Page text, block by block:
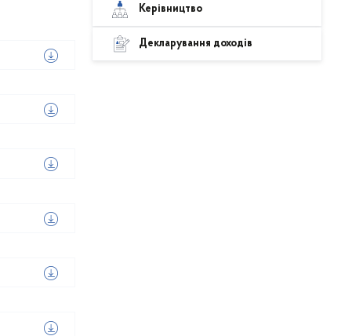
Керівництво
Декларування доходів